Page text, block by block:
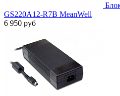
GS220A12-R7B MeanWell
6 950 руб